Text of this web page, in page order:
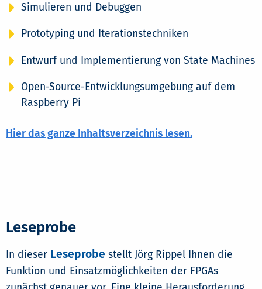
Simulieren und Debuggen
Prototyping und Iterationstechniken
Entwurf und Implementierung von State Machines
Open-Source-Entwicklungsumgebung auf dem
Raspberry Pi
Hier das ganze Inhaltsverzeichnis lesen.
Leseprobe
In dieser Leseprobe stellt Jörg Rippel Ihnen die
Funktion und Einsatzmöglichkeiten der FPGAs